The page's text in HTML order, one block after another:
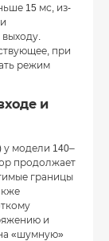
15 мс, из-
выходу.
при
режим
и
у модели 140–
продолжает
границы
и
«шумную»